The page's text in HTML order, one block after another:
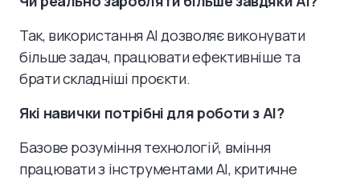
Так, використання AI дозволяє виконувати
більше задач, працювати ефективніше та
брати складніші проєкти.
Які навички потрібні для роботи з AI?
Базове розуміння технологій, вміння
працювати з інструментами AI, критичне